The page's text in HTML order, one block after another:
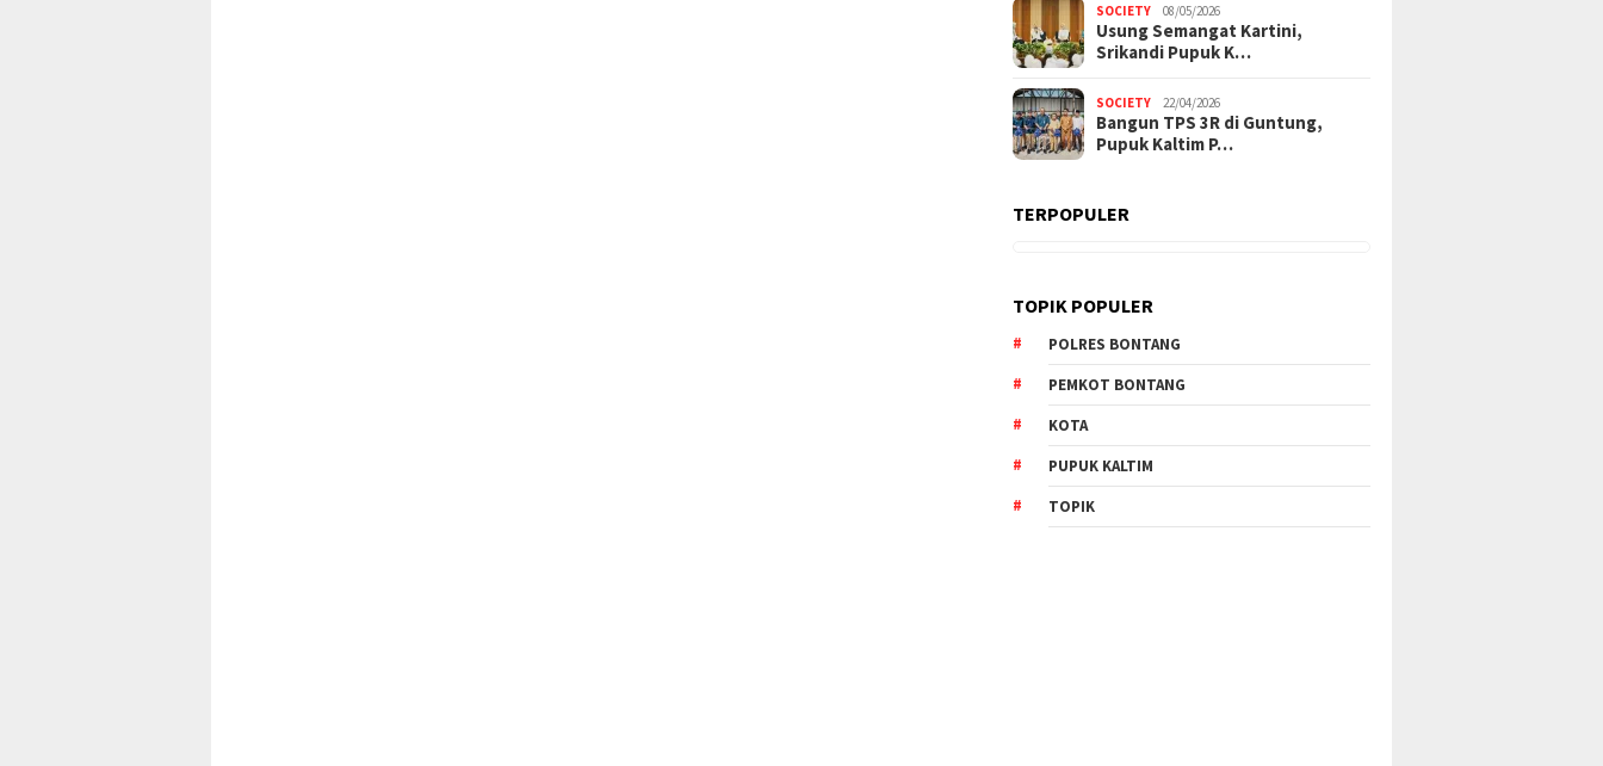
SOCIETY 08/05/2026
Usung Semangat Kartini,
Srikandi Pupuk K…
SOCIETY 22/04/2026
Bangun TPS 3R di Guntung,
Pupuk Kaltim P…
TERPOPULER
TOPIK POPULER
POLRES BONTANG
PEMKOT BONTANG
KOTA
PUPUK KALTIM
TOPIK